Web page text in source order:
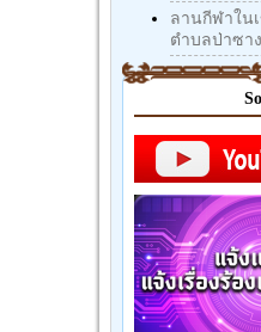
ลานกีฬาใน
ตำบลป่าซาง